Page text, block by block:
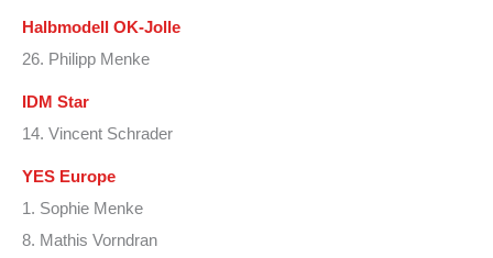
Halbmodell OK-Jolle
26. Philipp Menke
IDM Star
14. Vincent Schrader
YES Europe
1. Sophie Menke
8. Mathis Vorndran